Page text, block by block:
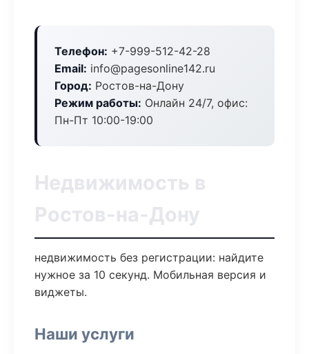
Телефон: +7-999-512-42-28
Email: info@pagesonline142.ru
Город: Ростов-на-Дону
Режим работы: Онлайн 24/7, офис:
Пн-Пт 10:00-19:00
Недвижимость в
Ростов-на-Дону
недвижимость без регистрации: найдите
нужное за 10 секунд. Мобильная версия и
виджеты.
Наши услуги